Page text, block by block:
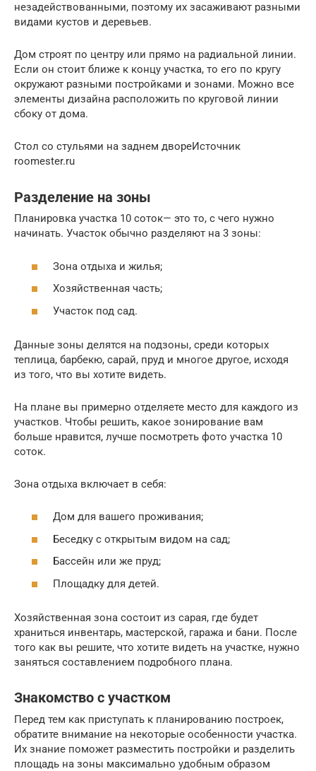
незадействованными, поэтому их засаживают разными
видами кустов и деревьев.
Дом строят по центру или прямо на радиальной линии.
Если он стоит ближе к концу участка, то его по кругу
окружают разными постройками и зонами. Можно все
элементы дизайна расположить по круговой линии
сбоку от дома.
Стол со стульями на заднем двореИсточник
roomester.ru
Разделение на зоны
Планировка участка 10 соток— это то, с чего нужно
начинать. Участок обычно разделяют на 3 зоны:
Зона отдыха и жилья;
Хозяйственная часть;
Участок под сад.
Данные зоны делятся на подзоны, среди которых
теплица, барбекю, сарай, пруд и многое другое, исходя
из того, что вы хотите видеть.
На плане вы примерно отделяете место для каждого из
участков. Чтобы решить, какое зонирование вам
больше нравится, лучше посмотреть фото участка 10
соток.
Зона отдыха включает в себя:
Дом для вашего проживания;
Беседку с открытым видом на сад;
Бассейн или же пруд;
Площадку для детей.
Хозяйственная зона состоит из сарая, где будет
храниться инвентарь, мастерской, гаража и бани. После
того как вы решите, что хотите видеть на участке, нужно
заняться составлением подробного плана.
Знакомство с участком
Перед тем как приступать к планированию построек,
обратите внимание на некоторые особенности участка.
Их знание поможет разместить постройки и разделить
площадь на зоны максимально удобным образом